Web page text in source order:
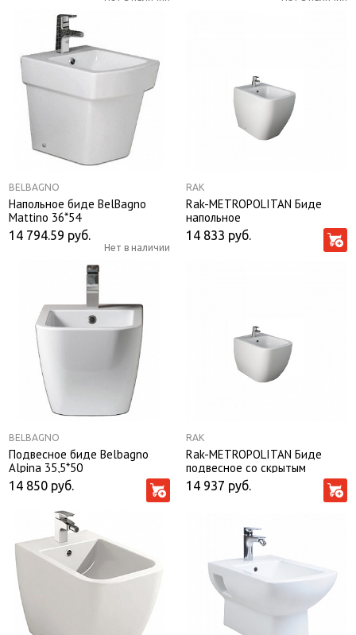
BELBAGNO
Напольное биде BelBagno
Mattino 36*54
14 794.59 руб.
Нет в наличии
RAK
Rak-METROPOLITAN Биде
напольное
14 833 руб.
BELBAGNO
Подвесное биде Belbagno
Alpina 35,5*50
14 850 руб.
RAK
Rak-METROPOLITAN Биде
подвесное со скрытым
монтажом
14 937 руб.